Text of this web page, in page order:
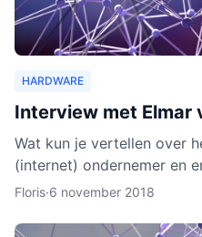
HARDWARE
Interview met Elmar
Wat kun je vertellen over
(internet) ondernemer en
was het een logische
Floris·6 november 2018